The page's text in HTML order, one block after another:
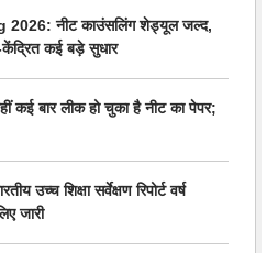
नीट काउंसलिंग शेड्यूल जल्द,
केंद्रित कई बड़े सुधार
बार लीक हो चुका है नीट का पेपर;
शिक्षा सर्वेक्षण रिपोर्ट वर्ष
जारी